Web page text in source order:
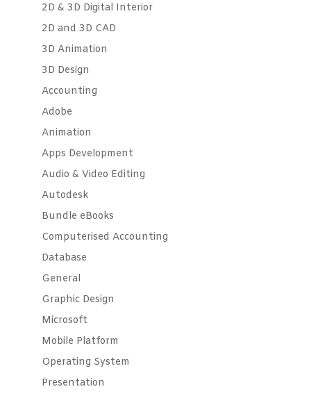
2D & 3D Digital Interior
2D and 3D CAD
3D Animation
3D Design
Accounting
Adobe
Animation
Apps Development
Audio & Video Editing
Autodesk
Bundle eBooks
Computerised Accounting
Database
General
Graphic Design
Microsoft
Mobile Platform
Operating System
Presentation